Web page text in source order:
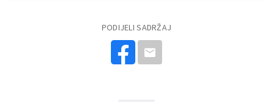
PODIJELI SADRŽAJ